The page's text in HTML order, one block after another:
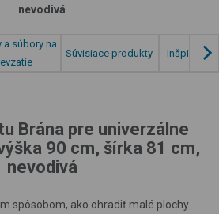
nevodivá
a súbory na
Súvisiace produkty Inšpirácia
Brána pre univerzálne
90 cm, šírka 81 cm,
nevodivá
spôsobom, ako ohradiť malé plochy